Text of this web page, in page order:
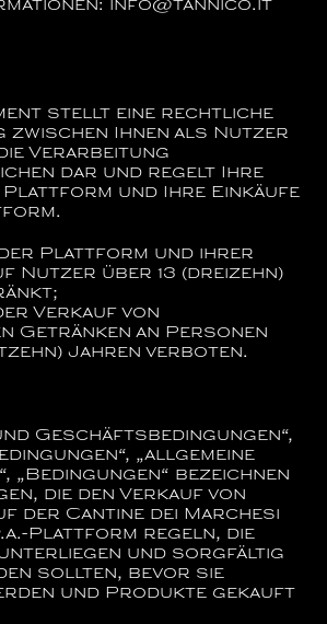
info@tannico.it
stellt eine rechtliche
zwischen Ihnen als Nutzer
Verarbeitung
dar und regelt Ihre
und Ihre Einkäufe
der Plattform und ihrer
Nutzer über 13 (dreizehn)
Verkauf von
Getränken an Personen
Jahren verboten.
Geschäftsbedingungen“,
„allgemeine
„Bedingungen“ bezeichnen
die den Verkauf von
der Cantine dei Marchesi
-Plattform regeln, die
und sorgfältig
sollten, bevor sie
und Produkte gekauft